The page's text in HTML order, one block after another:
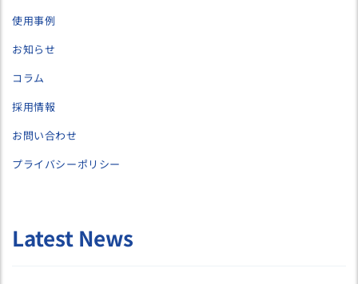
使用事例
お知らせ
コラム
採用情報
お問い合わせ
プライバシーポリシー
Latest News